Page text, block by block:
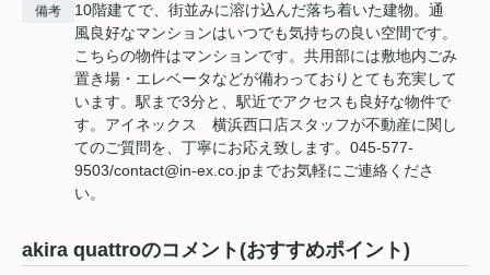
備考
10階建てで、街並みに溶け込んだ落ち着いた建物。通
風良好なマンションはいつでも気持ちの良い空間です。
こちらの物件はマンションです。共用部には敷地内ごみ
置き場・エレベータなどが備わっておりとても充実して
います。駅まで3分と、駅近でアクセスも良好な物件で
す。アイネックス 横浜西口店スタッフが不動産に関し
てのご質問を、丁寧にお応え致します。045-577-
9503/contact@in-ex.co.jpまでお気軽にご連絡くださ
い。
akira quattroのコメント(おすすめポイント)